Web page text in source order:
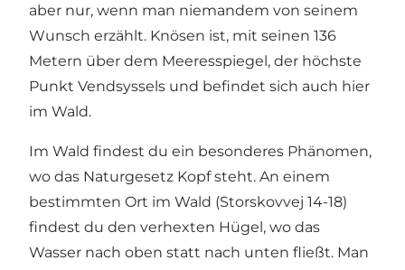
aber nur, wenn man niemandem von seinem
Wunsch erzählt. Knösen ist, mit seinen 136
Metern über dem Meeresspiegel, der höchste
Punkt Vendsyssels und befindet sich auch hier
im Wald.
Im Wald findest du ein besonderes Phänomen,
wo das Naturgesetz Kopf steht. An einem
bestimmten Ort im Wald (Storskovvej 14-18)
findest du den verhexten Hügel, wo das
Wasser nach oben statt nach unten fließt. Man